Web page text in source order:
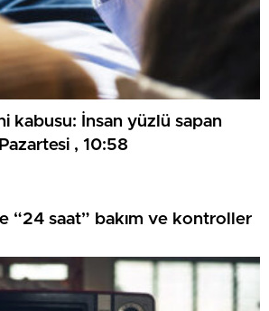
kabusu: İnsan yüzlü sapan
, 10:58
“24 saat” bakım ve kontroller